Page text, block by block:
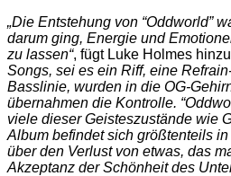
„Die Entstehung von “Oddworld”
darum ging, Energie und
zu lassen“, fügt Luke Holmes
Songs, sei es ein Riff, eine
Basslinie, wurden in die OG-
übernahmen die Kontrolle.
viele dieser Geisteszustände wie
Album befindet sich größtenteils
über den Verlust von etwas, das
Akzeptanz der Schönheit des